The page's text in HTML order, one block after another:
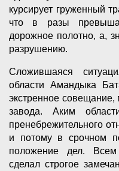
курсирует груженный
что в разы
дорожное полотно, а,
разрушению.
Сложившаяся
области Амандыка
экстренное совещание,
завода. Аким
пренебрежительного
и потому в срочном
положение дел.
сделал строгое